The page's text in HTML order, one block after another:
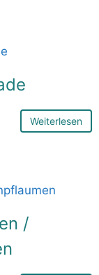
Weiterlesen
/